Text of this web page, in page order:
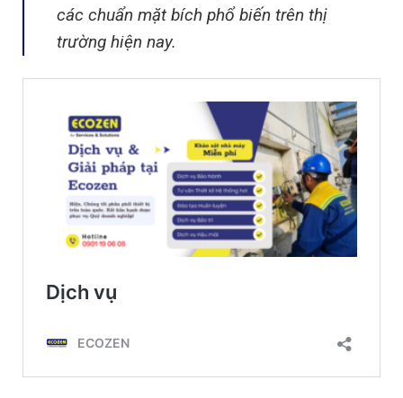
các chuẩn mặt bích phổ biến trên thị
trường hiện nay.